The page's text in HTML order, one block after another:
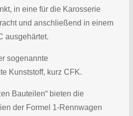
in eine für die Karosserie
und anschließend in einem
ausgehärtet.
sogenannte
Kunststoff, kurz CFK.
Bauteilen“ bieten die
der Formel 1-Rennwagen